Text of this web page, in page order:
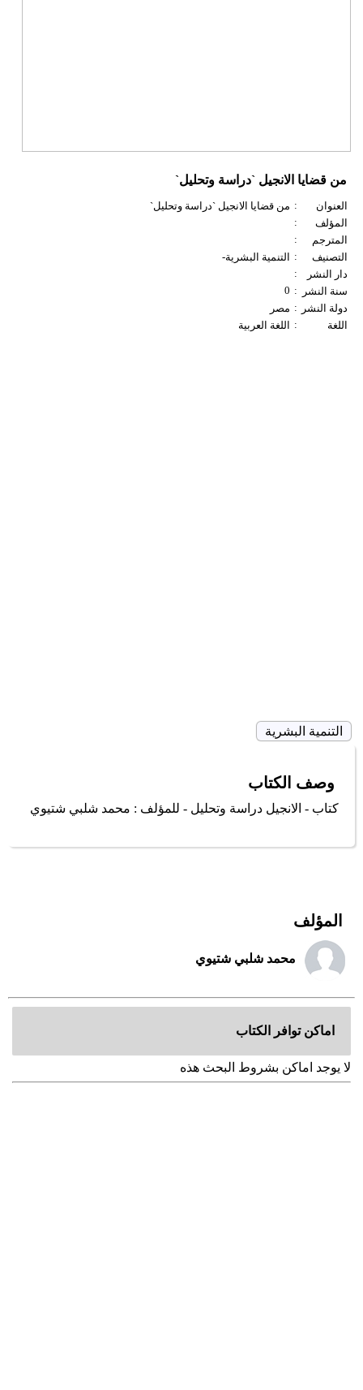
من قضايا الانجيل `دراسة وتحليل`
العنوان : من قضايا الانجيل `دراسة وتحليل`
المؤلف
:
المترجم
:
التصنيف
:
التنمية البشرية-
دار النشر
:
سنة النشر
:
0
دولة النشر
: مصر
اللغة
: اللغة العربية
التنمية البشرية
وصف الكتاب
كتاب - الانجيل دراسة وتحليل - للمؤلف : محمد شلبي شتيوي
المؤلف
محمد شلبي شتيوي
اماكن توافر الكتاب
لا يوجد اماكن بشروط البحث هذه